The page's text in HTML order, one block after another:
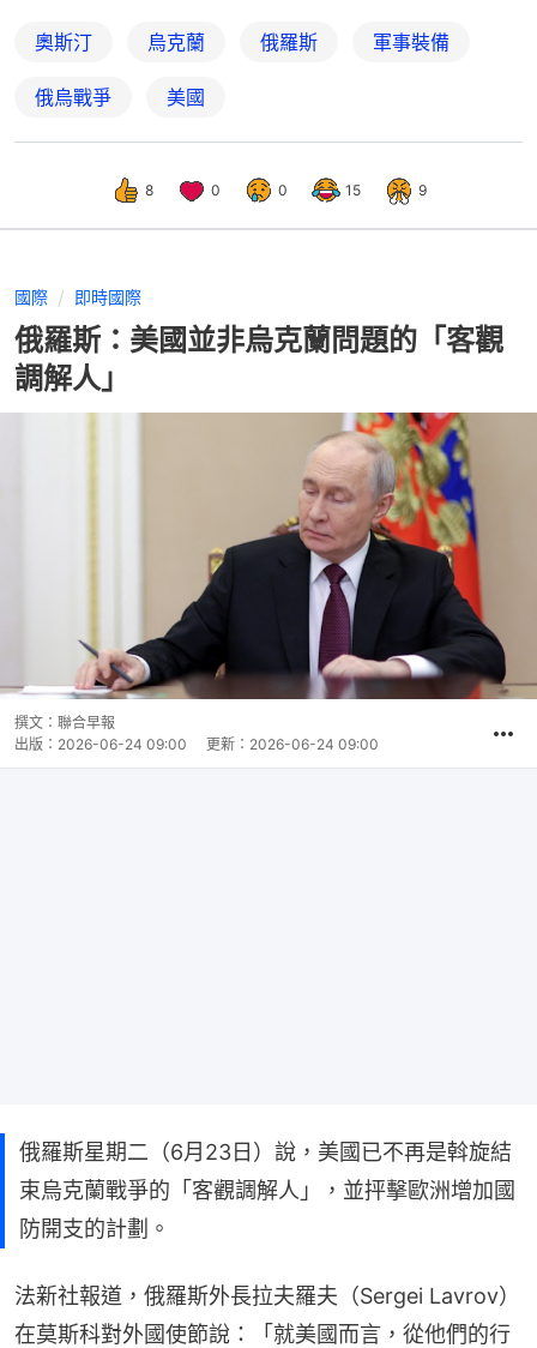
奧斯汀 烏克蘭 俄羅斯 軍事裝備
俄烏戰爭 美國
8 0 0 15 9
國際 即時國際
俄羅斯：美國並非烏克蘭問題的「客觀
調解人」
撰文： 聯合早報
出版： 2026-06-24 09:00 更新： 2026-06-24 09:00
俄羅斯星期二（6月23日）說，美國已不再是斡旋結
束烏克蘭戰爭的「客觀調解人」，並抨擊歐洲增加國
防開支的計劃。
法新社報道，俄羅斯外長拉夫羅夫（Sergei Lavrov）
在莫斯科對外國使節說：「就美國而言，從他們的行